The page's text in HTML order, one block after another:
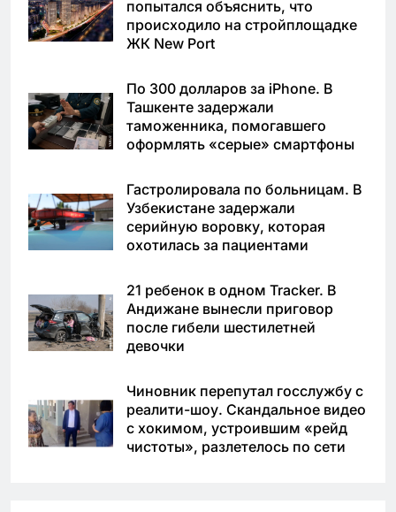
попытался объяснить, что
происходило на стройплощадке
ЖК New Port
По 300 долларов за iPhone. В
Ташкенте задержали
таможенника, помогавшего
оформлять «серые» смартфоны
Гастролировала по больницам. В
Узбекистане задержали
серийную воровку, которая
охотилась за пациентами
21 ребенок в одном Tracker. В
Андижане вынесли приговор
после гибели шестилетней
девочки
Чиновник перепутал госслужбу с
реалити-шоу. Скандальное видео
с хокимом, устроившим «рейд
чистоты», разлетелось по сети